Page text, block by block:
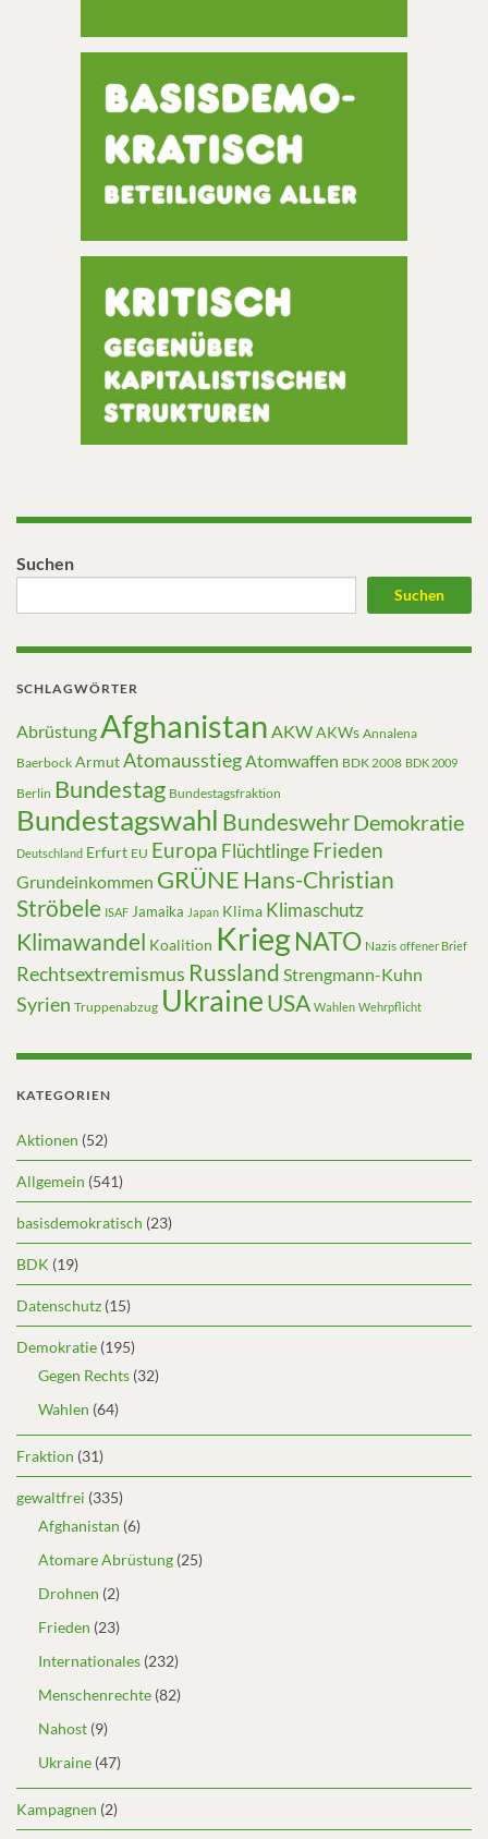
Suchen
Suchen
SCHLAGWÖRTER
Abrüstung Afghanistan AKWAKWs Annalena
Baerbock ArmutAtomausstiegAtomwaffen BDK 2008 BDK 2009
Berlin Bundestag Bundestagsfraktion
Bundestagswahl BundeswehrDemokratie
Deutschland Erfurt EU Europa FlüchtlingeFrieden
Grundeinkommen GRÜNE Hans-Christian
Ströbele ISAF Jamaika Japan Klima Klimaschutz
Klimawandel Koalition KriegNATO Nazis offener Brief
Rechtsextremismus Russland Strengmann-Kuhn
Syrien Truppenabzug UkraineUSA Wahlen Wehrpflicht
KATEGORIEN
Aktionen (52)
Allgemein (541)
basisdemokratisch (23)
BDK (19)
Datenschutz (15)
Demokratie (195)
Gegen Rechts (32)
Wahlen (64)
Fraktion (31)
gewaltfrei (335)
Afghanistan (6)
Atomare Abrüstung (25)
Drohnen (2)
Frieden (23)
Internationales (232)
Menschenrechte (82)
Nahost (9)
Ukraine (47)
Kampagnen (2)